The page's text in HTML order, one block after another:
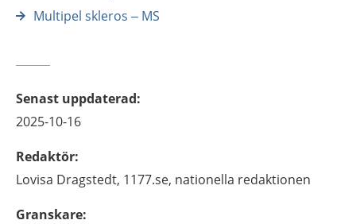
Multipel skleros – MS
Senast uppdaterad:
2025-10-16
Redaktör:
Lovisa Dragstedt, 1177.se, nationella redaktionen
Granskare: